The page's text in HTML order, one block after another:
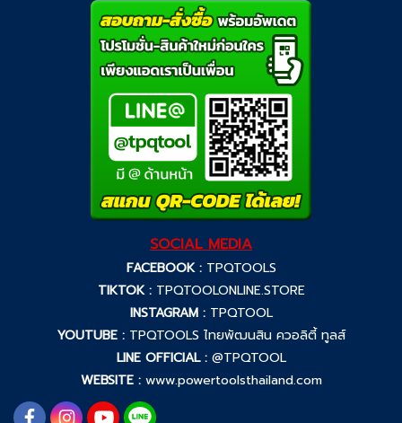
SOCIAL MEDIA
FACEBOOK : TPQTOOLS
TIKTOK : TPQTOOLONLINE.STORE
INSTAGRAM : TPQTOOL
YOUTUBE : TPQTOOLS ไทยพัฒนสิน ควอลิตี้ ทูลส์
LINE OFFICIAL : @TPQTOOL
WEBSITE : www.powertoolsthailand.com